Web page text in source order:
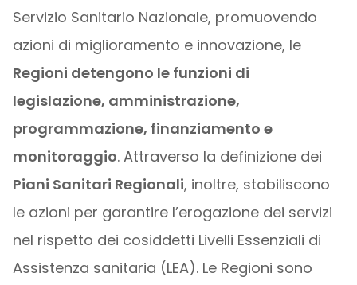
Servizio Sanitario Nazionale, promuovendo
azioni di miglioramento e innovazione, le
Regioni detengono le funzioni di
legislazione, amministrazione,
programmazione, finanziamento e
monitoraggio. Attraverso la definizione dei
Piani Sanitari Regionali, inoltre, stabiliscono
le azioni per garantire l’erogazione dei servizi
nel rispetto dei cosiddetti Livelli Essenziali di
Assistenza sanitaria (LEA). Le Regioni sono